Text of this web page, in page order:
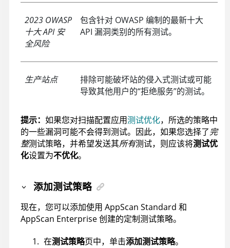
2023 OWASP
十大 API 安
全风险
包含针对 OWASP 编制的最新十大
API 漏洞类别的所有测试。
生产站点
排除可能破坏站的侵入式测试或可能
导致其他用户的“拒绝服务”的测试。
提示： 如果您对扫描配置应用测试优化，所选的策略中
的一些漏洞可能不会得到测试。因此，如果您选择了完
整测试策略，并希望发送其所有测试，则应该将测试优
化设置为不优化。
添加测试策略
现在，您可以添加使用 AppScan Standard 和
AppScan Enterprise 创建的定制测试策略。
在测试策略页中，单击添加测试策略。